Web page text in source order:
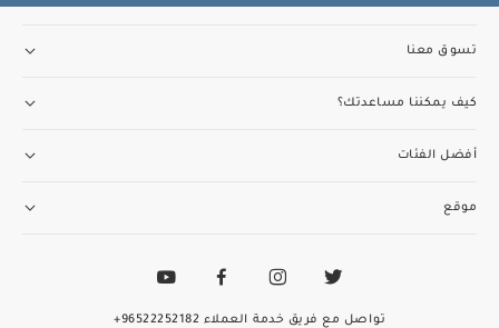
تسوق معنا
كيف يمكننا مساعدتك؟
أفضل الفئات
موقع
تواصل مع فريق خدمة العملاء 96522252182+